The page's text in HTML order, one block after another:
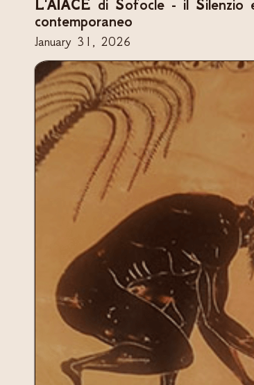
L'AIACE di Sofocle - il Silenzio
contemporaneo
January 31, 2026